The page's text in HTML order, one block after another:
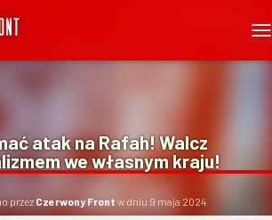
R
W
atak na Rafah! Walcz
we własnym kraju!
przez Czerwony Front w dniu 9 maja 2024